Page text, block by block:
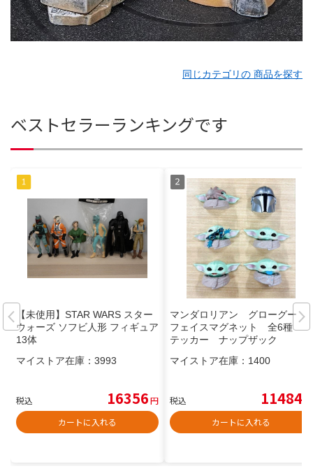
同じカテゴリの 商品を探す
ベストセラーランキングです
【未使用】STAR WARS スター
ウォーズ ソフビ人形 フィギュア
13体
マイストア在庫： 3993
税込 16356円
カートに入れる
マンダロリアン グローグー
フェイスマグネット 全6種 ス
テッカー ナップザック
マイストア在庫： 1400
税込 11484
カートに入れる